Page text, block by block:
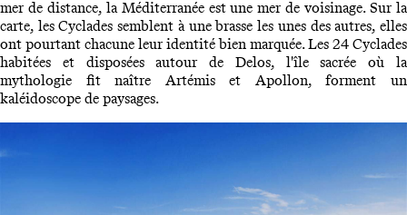
mer de distance, la Méditerranée est une mer de voisinage. Sur la
carte, les Cyclades semblent à une brasse les unes des autres, elles
ont pourtant chacune leur identité bien marquée. Les 24 Cyclades
habitées et disposées autour de Delos, l'île sacrée où la
mythologie fit naître Artémis et Apollon, forment un
kaléidoscope de paysages.